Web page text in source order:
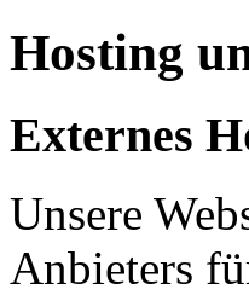
Hosting
Externes
Unsere
Anbieters